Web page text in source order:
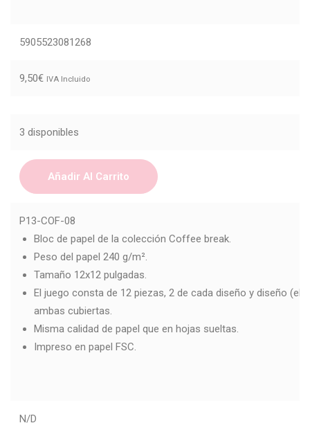
5905523081268
9,50€ IVA Incluido
3 disponibles
Añadir Al Carrito
P13-COF-08
Bloc de papel de la colección Coffee break.
Peso del papel 240 g/m².
Tamaño 12x12 pulgadas.
El juego consta de 12 piezas, 2 de cada diseño y diseño
ambas cubiertas.
Misma calidad de papel que en hojas sueltas.
Impreso en papel FSC.
N/D